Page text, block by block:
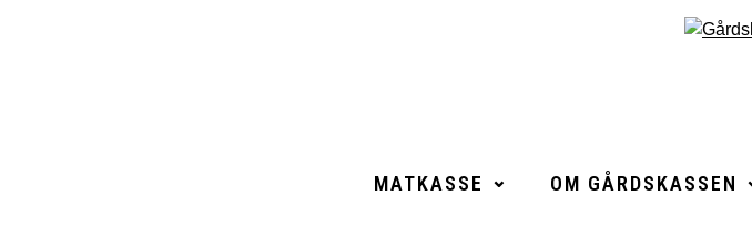
MATKASSE OM GÅRDSKASSEN